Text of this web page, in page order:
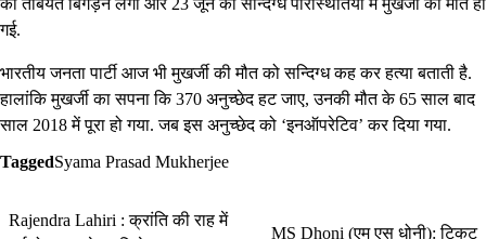
गई.
भारतीय जनता पार्टी आज भी मुखर्जी की मौत को सन्दिग्ध कह कर हत्या बताती है.
हालांकि मुखर्जी का सपना कि 370 अनुच्छेद हट जाए, उनकी मौत के 65 साल बाद
साल 2018 में पूरा हो गया. जब इस अनुच्छेद को ‘इनऑपरेटिव’ कर दिया गया.
TaggedSyama Prasad Mukherjee
Rajendra Lahiri : क्रांति की राह में
MS Dhoni (एम एस धोनी): टिकट